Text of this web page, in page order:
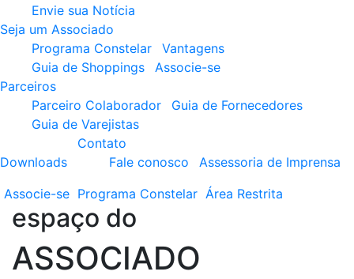
Envie sua Notícia
Seja um Associado
Programa Constelar
Vantagens
Guia de Shoppings
Associe-se
Parceiros
Parceiro Colaborador
Guia de Fornecedores
Guia de Varejistas
Downloads
Contato
Fale conosco
Assessoria de Imprensa
Associe-se Programa Constelar Área Restrita
espaço do
ASSOCIADO